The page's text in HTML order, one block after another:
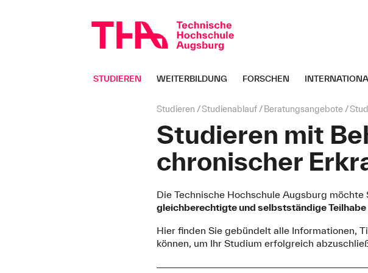
überspringen
STUDIEREN WEITERBILDUNG FORSCHEN
Seitenpfad:
Studieren Studienablauf Beratungsangebote
Studieren mit
chronischer
Die Technische Hochschule Augsburg
gleichberechtigte und selbstständige
Hier finden Sie gebündelt alle Informationen,
können, um Ihr Studium erfolgreich